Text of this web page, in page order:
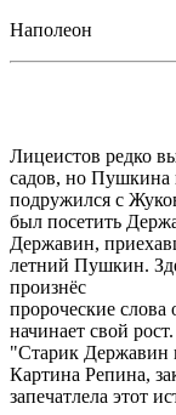
Наполеон
Лицеистов редко
садов, но Пушкина
подружился с
был посетить
Державин,
летний Пушкин.
произнёс
пророческие
начинает свой
"Старик Державин
Картина Репина,
запечатлела этот